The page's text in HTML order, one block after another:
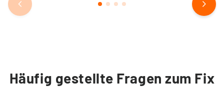
Häufig gestellte Fragen zum Fix